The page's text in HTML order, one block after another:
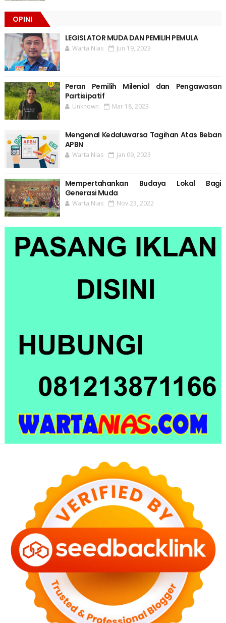
OPINI
LEGISLATOR MUDA DAN PEMILIH PEMULA
Warta Nias Jun 19, 2023
Peran Pemilih Milenial dan Pengawasan
Partisipatif
Unknown Mar 18, 2023
Mengenal Kedaluwarsa Tagihan Atas Beban
APBN
Warta Nias Jan 09, 2023
Mempertahankan Budaya Lokal Bagi
Generasi Muda
Warta Nias Nov 23, 2022